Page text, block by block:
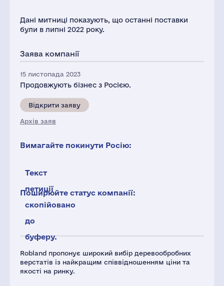
Robland пропонує широкий вибір деревообробних
верстатів із найкращим співвідношенням ціни та
якості на ринку.
Дані митниці показують, що останні поставки
були в липні 2022 року.
Заява компанії
15 листопада 2023
Продовжують бізнес з Росією.
Відкрити заяву
Архів заяв
Вимагайте покинути Росію:
Текст
петиції
скопійовано
до
буферу.
Поширюйте статус компанії: